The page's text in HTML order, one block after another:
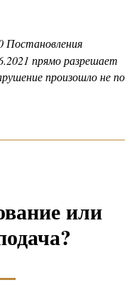
Постановления
прямо разрешает
произошло не по
или